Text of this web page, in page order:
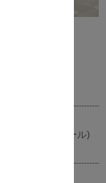
(真空圧縮ロール)